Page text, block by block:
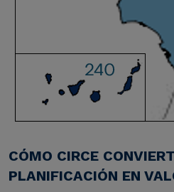
CÓMO CIRCE
PLANIFICACIÓN EN